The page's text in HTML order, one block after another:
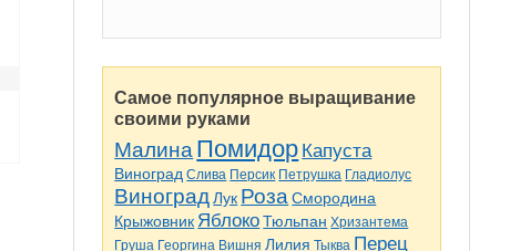
Самое популярное выращивание
своими руками
Малина Помидор Капуста
Виноград Слива Персик Петрушка Гладиолус
Виноград Лук Роза Смородина
Крыжовник Яблоко Тюльпан Хризантема
Груша Георгина Вишня Лилия Тыква Перец